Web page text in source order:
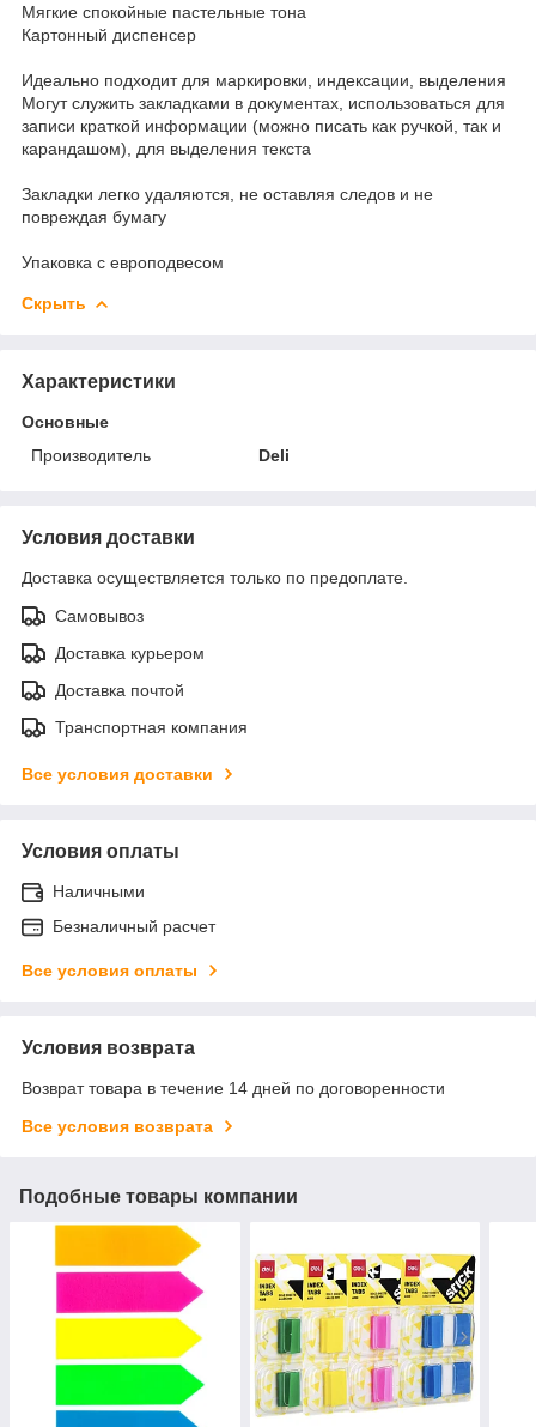
Мягкие спокойные пастельные тона
Картонный диспенсер
Идеально подходит для маркировки, индексации, выделения
Могут служить закладками в документах, использоваться для
записи краткой информации (можно писать как ручкой, так и
карандашом), для выделения текста
Закладки легко удаляются, не оставляя следов и не
повреждая бумагу
Упаковка с европодвесом
Скрыть
Характеристики
Основные
Производитель
Deli
Условия доставки
Доставка осуществляется только по предоплате.
Самовывоз
Доставка курьером
Доставка почтой
Транспортная компания
Все условия доставки
Условия оплаты
Наличными
Безналичный расчет
Все условия оплаты
Условия возврата
Возврат товара в течение 14 дней по договоренности
Все условия возврата
Подобные товары компании